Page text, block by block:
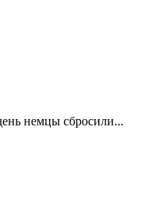
немцы сбросили...